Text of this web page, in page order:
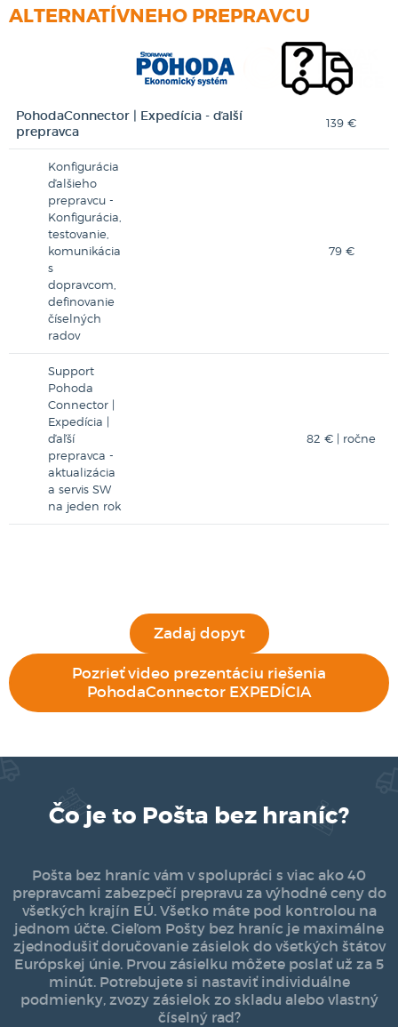
ALTERNATÍVNEHO PREPRAVCU
PohodaConnector | Expedícia - ďalší
prepravca
139 €
Konfigurácia
ďalšieho
prepravcu -
Konfigurácia,
testovanie,
komunikácia
s
dopravcom,
definovanie
číselných
radov
79 €
Support
Pohoda
Connector |
Expedícia |
ďaľší
prepravca -
aktualizácia
a servis SW
na jeden rok
82 € | ročne
Zadaj dopyt
Pozrieť video prezentáciu riešenia
PohodaConnector EXPEDÍCIA
Čo je to Pošta bez hraníc?
Pošta bez hraníc vám v spolupráci s viac ako 40
prepravcami zabezpečí prepravu za výhodné ceny do
všetkých krajín EÚ. Všetko máte pod kontrolou na
jednom účte. Cieľom Pošty bez hraníc je maximálne
zjednodušiť doručovanie zásielok do všetkých štátov
Európskej únie. Prvou zásielku môžete poslať už za 5
minút. Potrebujete si nastaviť individuálne
podmienky, zvozy zásielok zo skladu alebo vlastný
číselný rad?